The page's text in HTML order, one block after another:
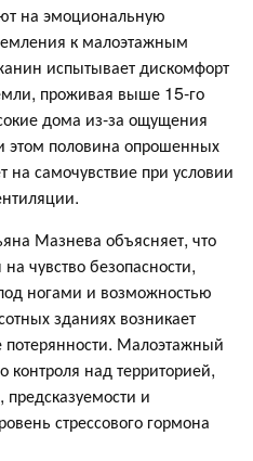
на эмоциональную
к малоэтажным
испытывает дискомфорт
проживая выше 15-го
дома из-за ощущения
этом половина опрошенных
на самочувствие при условии
Мазнева объясняет, что
чувство безопасности,
ногами и возможностью
зданиях возникает
Малоэтажный
контроля над территорией,
и
стрессового гормона